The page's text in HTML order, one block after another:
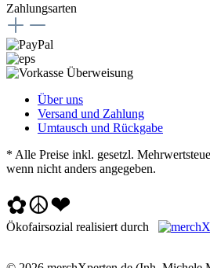
Zahlungsarten
Über uns
Versand und Zahlung
Umtausch und Rückgabe
* Alle Preise inkl. gesetzl.
wenn nicht anders angegeben.
✿☮❤
Ökofairsozial realisiert durch